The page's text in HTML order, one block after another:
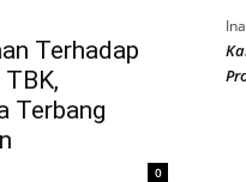
Terhadap
Terbang
0